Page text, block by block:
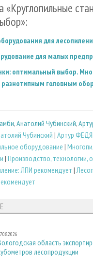
«Круглопильные
для
для малых
оптимальный выбор.
разнотипным головным
,Анатолий Чубинский,
Чубинский| Артур
оборудование |
| Производство, технологии,
ЛПИ рекомендует |
область
лесопродукции